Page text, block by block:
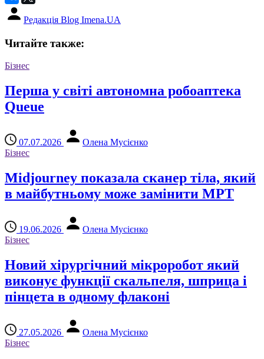
Редакція Blog Imena.UA
Читайте также:
Бізнес
Перша у світі автономна робоаптека
Queue
07.07.2026
Олена Мусієнко
Бізнес
Midjourney показала сканер тіла, який
в майбутньому може замінити МРТ
19.06.2026
Олена Мусієнко
Бізнес
Новий хірургічний мікроробот який
виконує функції скальпеля, шприца і
пінцета в одному флаконі
27.05.2026
Олена Мусієнко
Бізнес